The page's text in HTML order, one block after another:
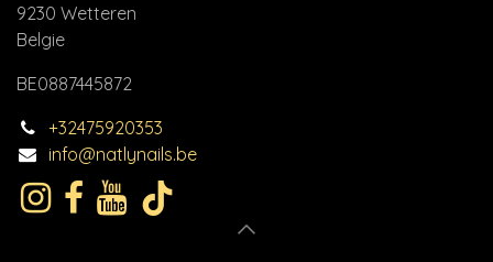
9230 Wetteren
Belgie
BE0887445872
+32475920353
info@natlynails.be